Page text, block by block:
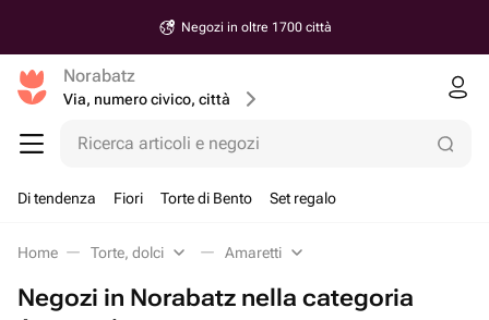
Negozi in oltre 1700 città
Norabatz
Via, numero civico, città
Ricerca articoli e negozi
Di tendenza Fiori Torte di Bento Set regalo
Home Torte, dolci Amaretti
Negozi in Norabatz nella categoria